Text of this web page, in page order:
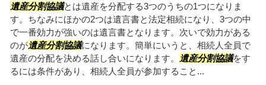
遺産分割協議とは遺産を分配する3つのうちの1つになりま
す。ちなみにほかの2つは遺言書と法定相続になり、3つの中
で一番効力が強いのは遺言書となります。次いで効力がある
のが遺産分割協議になります。簡単にいうと、相続人全員で
遺産の分配を決める話し合いになります。
遺産分割協議をす
るには条件があり、相続人全員が参加すること...